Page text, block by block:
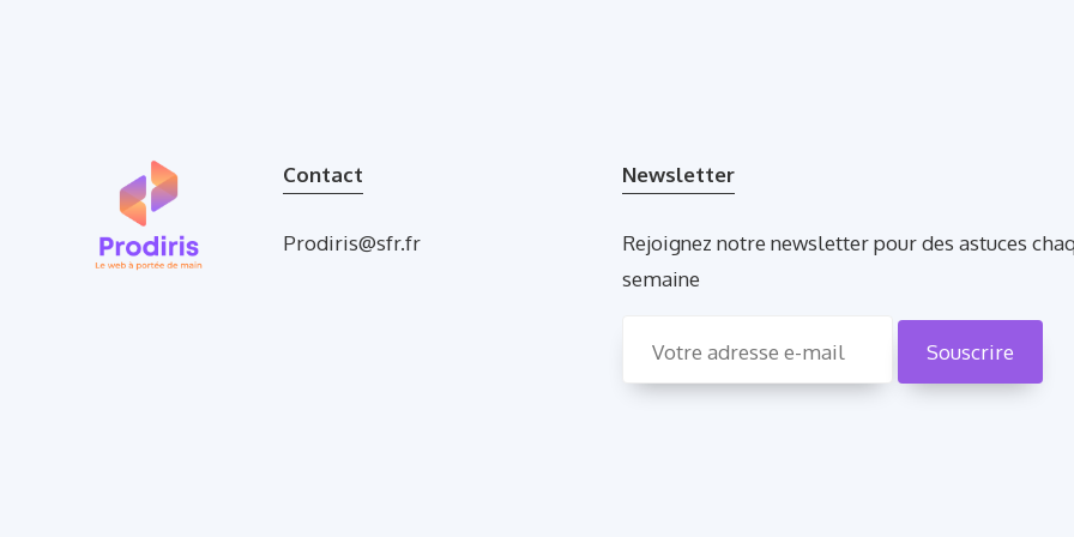
Contact
Prodiris@sfr.fr
Newsletter
Rejoignez notre newsletter pour des astuces
semaine